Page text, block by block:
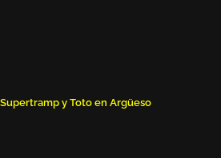
y Toto en Argüeso